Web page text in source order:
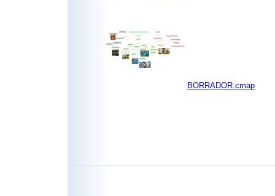
BORRADOR.cmap